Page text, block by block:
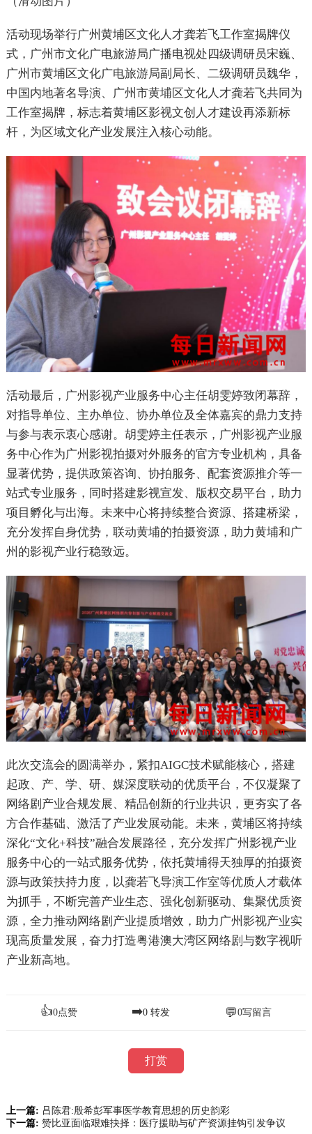
活动现场举行广州黄埔区文化人才龚若飞工作室揭牌仪
式，广州市文化广电旅游局广播电视处四级调研员宋巍、
广州市黄埔区文化广电旅游局副局长、二级调研员魏华，
中国内地著名导演、广州市黄埔区文化人才龚若飞共同为
工作室揭牌，标志着黄埔区影视文创人才建设再添新标
杆，为区域文化产业发展注入核心动能。
活动最后，广州影视产业服务中心主任胡雯婷致闭幕辞，
对指导单位、主办单位、协办单位及全体嘉宾的鼎力支持
与参与表示衷心感谢。胡雯婷主任表示，广州影视产业服
务中心作为广州影视拍摄对外服务的官方专业机构，具备
显著优势，提供政策咨询、协拍服务、配套资源推介等一
站式专业服务，同时搭建影视宣发、版权交易平台，助力
项目孵化与出海。未来中心将持续整合资源、搭建桥梁，
充分发挥自身优势，联动黄埔的拍摄资源，助力黄埔和广
州的影视产业行稳致远。
此次交流会的圆满举办，紧扣AIGC技术赋能核心，搭建
起政、产、学、研、媒深度联动的优质平台，不仅凝聚了
网络剧产业合规发展、精品创新的行业共识，更夯实了各
方合作基础、激活了产业发展动能。未来，黄埔区将持续
深化“文化+科技”融合发展路径，充分发挥广州影视产业
服务中心的一站式服务优势，依托黄埔得天独厚的拍摄资
源与政策扶持力度，以龚若飞导演工作室等优质人才载体
为抓手，不断完善产业生态、强化创新驱动、集聚优质资
源，全力推动网络剧产业提质增效，助力广州影视产业实
现高质量发展，奋力打造粤港澳大湾区网络剧与数字视听
产业新高地。
👍0点赞 ➡️0 转发 💬0写留言
打赏
上一篇: 吕陈君:殷希彭军事医学教育思想的历史韵彩
下一篇: 赞比亚面临艰难抉择：医疗援助与矿产资源挂钩引发争议